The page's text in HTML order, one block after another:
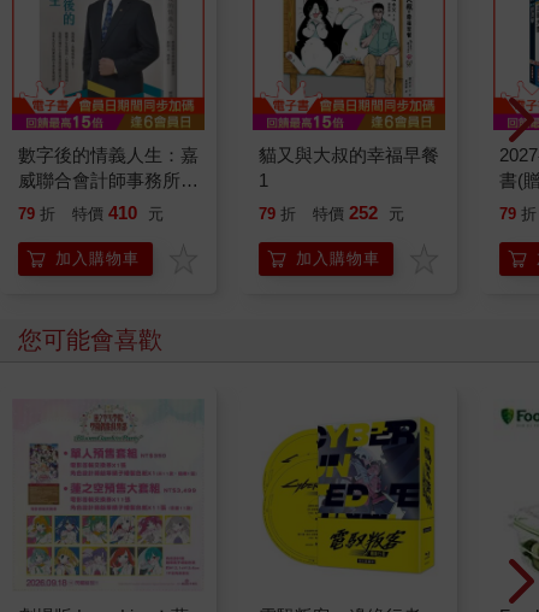
數字後的情義人生：嘉
威聯合會計師事務所創
辦人張威珍的故事
79 折 特價 410 元
加入購物車
貓又與大叔的幸福早餐
1
79 折 特價 252 元
加入購物車
書(
典
79 折
您可能會喜歡